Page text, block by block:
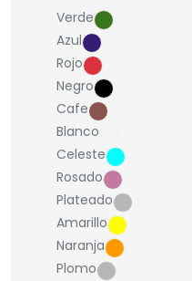
Verde
Azul
Rojo
Negro
Cafe
Blanco
Celeste
Rosado
Plateado
Amarillo
Naranja
Plomo